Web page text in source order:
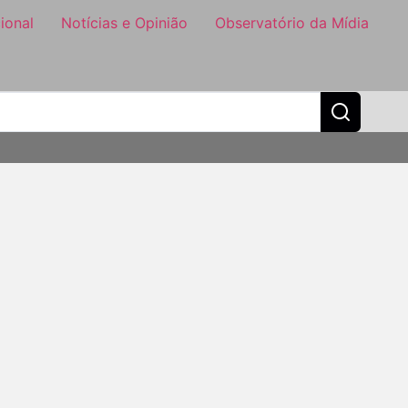
Notícias e Opinião Observatório da Mídia